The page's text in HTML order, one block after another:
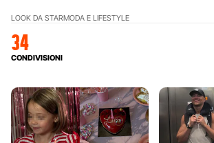
LOOK DA STARMODA E LIFESTYLE
34
CONDIVISIONI